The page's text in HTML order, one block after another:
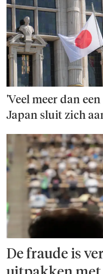
'Veel meer dan
Japan sluit zich
De fraude is